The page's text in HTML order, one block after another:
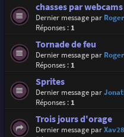
chasses par webcams
Dernier message par
Réponses : 1
Tornade de feu
Dernier message par
Réponses : 1
Sprites
Dernier message par
Réponses : 1
Trois jours d'orage
Dernier message parXav28